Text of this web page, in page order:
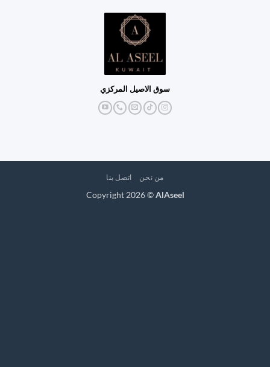
سوق الاصيل المركزي
من نحن اتصل بنا
Copyright 2026 ©AlAseel